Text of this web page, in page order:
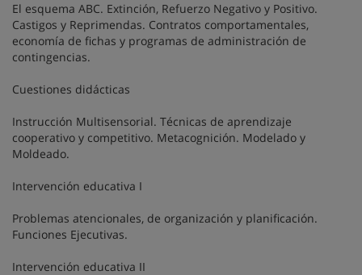
El esquema ABC. Extinción, Refuerzo Negativo y Positivo.
Castigos y Reprimendas. Contratos comportamentales,
economía de fichas y programas de administración de
contingencias.
Cuestiones didácticas
Instrucción Multisensorial. Técnicas de aprendizaje
cooperativo y competitivo. Metacognición. Modelado y
Moldeado.
Intervención educativa I
Problemas atencionales, de organización y planificación.
Funciones Ejecutivas.
Intervención educativa II